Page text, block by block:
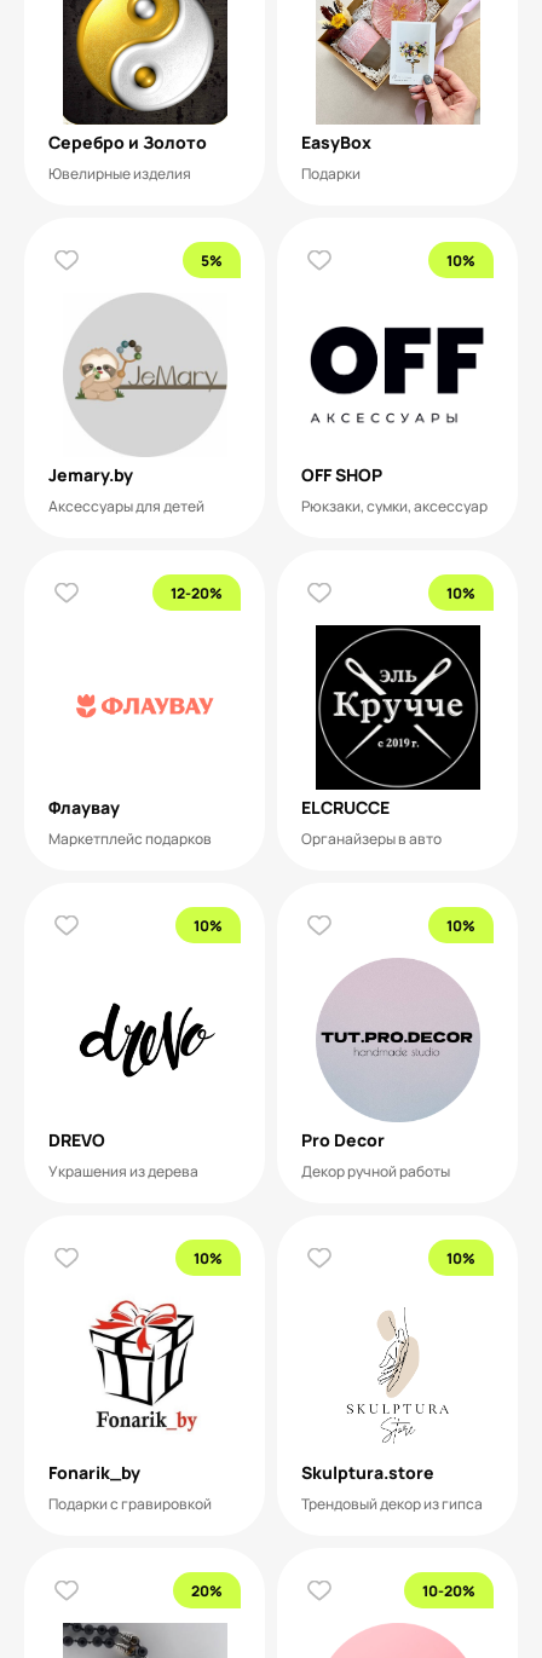
Серебро и Золото
Ювелирные изделия
EasyBox
Подарки
5%
Jemary.by
Аксессуары для детей
10%
OFF SHOP
Рюкзаки, сумки, аксессуар
12-20%
Флаувау
Маркетплейс подарков
10%
ELCRUCCE
Органайзеры в авто
10%
DREVO
Украшения из дерева
10%
Pro Decor
Декор ручной работы
10%
Fonarik_by
Подарки с гравировкой
10%
Skulptura.store
Трендовый декор из гипса
20% 10-20%